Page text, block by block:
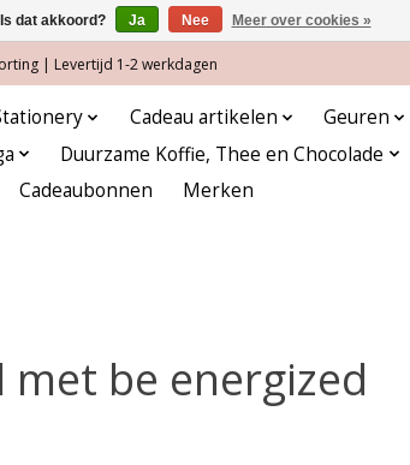
| Levertijd 1-2 werkdagen
Cadeau artikelen Geuren
Duurzame Koffie, Thee en Chocolade
Cadeaubonnen Merken
be energized
dat akkoord? Ja Nee Meer over cookies »